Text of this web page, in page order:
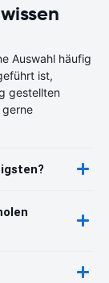
Auswahl häufig
ist,
gestellten
gerne